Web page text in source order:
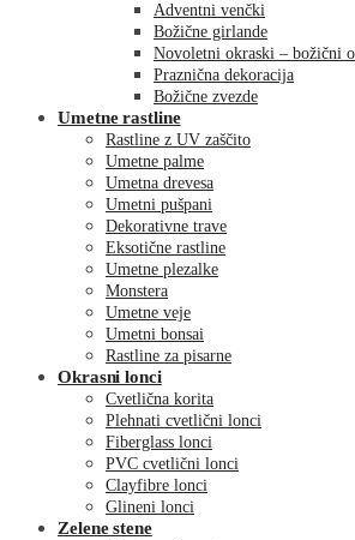
Adventni venčki
Božične girlande
Novoletni okraski – božični
Praznična dekoracija
Božične zvezde
Umetne rastline
Rastline z UV zaščito
Umetne palme
Umetna drevesa
Umetni pušpani
Dekorativne trave
Eksotične rastline
Umetne plezalke
Monstera
Umetne veje
Umetni bonsai
Rastline za pisarne
Okrasni lonci
Cvetlična korita
Plehnati cvetlični lonci
Fiberglass lonci
PVC cvetlični lonci
Clayfibre lonci
Glineni lonci
Zelene stene